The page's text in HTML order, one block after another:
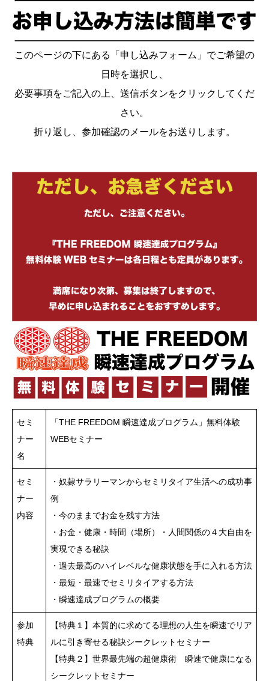
このページの下にある「申し込みフォーム」でご希望の
日時を選択し、
必要事項をご記入の上、送信ボタンをクリックしてくだ
さい。
折り返し、参加確認のメールをお送りします。
セミ
ナー
名
「THE FREEDOM 瞬速達成プログラム」無料体験
WEBセミナー
セミ
ナー
内容
・奴隷サラリーマンからセミリタイア生活への成功事
例
・今のままでお金を残す方法
・お金・健康・時間（場所）・人間関係の４大自由を
実現できる秘訣
・過去最高のハイレベルな健康状態を手に入れる方法
・最短・最速でセミリタイアする方法
・瞬速達成プログラムの概要
参加
特典
【特典１】本質的に求めてる理想の人生を瞬速でリア
ルに引き寄せる秘訣シークレットセミナー
【特典２】世界最先端の超健康術 瞬速で健康になる
シークレットセミナー